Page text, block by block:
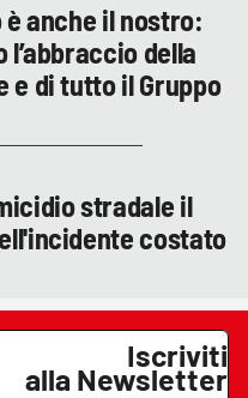
anche il nostro:
della
e di tutto il Gruppo
stradale il
costato
Iscriviti
alla Newsletter